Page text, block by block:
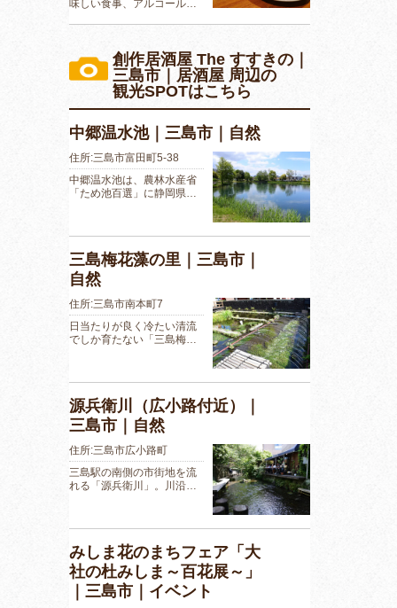
味しい食事、アルコール…
創作居酒屋 The すすきの｜
三島市｜居酒屋 周辺の
観光SPOTはこちら
中郷温水池｜三島市｜自然
住所:三島市富田町5-38
中郷温水池は、農林水産省
「ため池百選」に静岡県…
三島梅花藻の里｜三島市｜
自然
住所:三島市南本町7
日当たりが良く冷たい清流
でしか育たない「三島梅…
源兵衛川（広小路付近）｜
三島市｜自然
住所:三島市広小路町
三島駅の南側の市街地を流
れる「源兵衛川」。川沿…
みしま花のまちフェア「大
社の杜みしま～百花展～」
｜三島市｜イベント